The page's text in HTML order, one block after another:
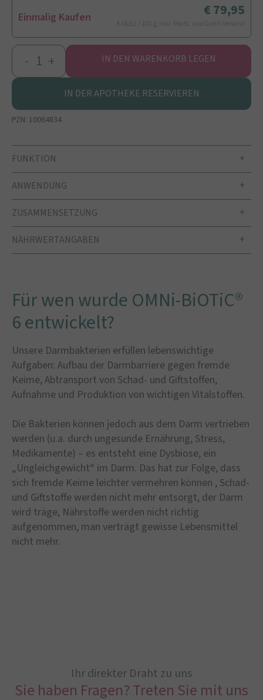
Einmalig Kaufen 79,95
€ 66,62 / 100 g, inkl. MwSt. und Gratis Versand
- + IN DEN WARENKORB LEGEN
IN DER APOTHEKE RESERVIEREN
PZN: 10064834
FUNKTION
ANWENDUNG
ZUSAMMENSETZUNG
NÄHRWERTANGABEN
Für wen wurde OMNi-BiOTiC®
6 entwickelt?
Unsere Darmbakterien erfüllen lebenswichtige
Aufgaben: Aufbau der Darmbarriere gegen fremde
Keime, Abtransport von Schad- und Giftstoffen,
Aufnahme und Produktion von wichtigen Vitalstoffen.
Die Bakterien können jedoch aus dem Darm vertrieben
werden (u.a. durch ungesunde Ernährung, Stress,
Medikamente) – es entsteht eine Dysbiose, ein
„Ungleichgewicht“ im Darm. Das hat zur Folge, dass
sich fremde Keime leichter vermehren können , Schad-
und Giftstoffe werden nicht mehr entsorgt, der Darm
wird träge, Nährstoffe werden nicht richtig
aufgenommen, man verträgt gewisse Lebensmittel
nicht mehr.
Ihr direkter Draht zu uns
Sie haben Fragen? Treten Sie mit uns